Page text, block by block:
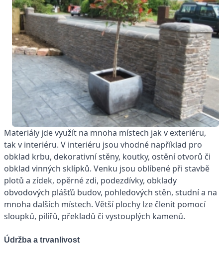
Materiály jde využít na mnoha místech jak v exteriéru,
tak v interiéru. V interiéru jsou vhodné například pro
obklad krbu, dekorativní stěny, koutky, ostění otvorů či
obklad vinných sklípků. Venku jsou oblíbené při stavbě
plotů a zídek, opěrné zdi, podezdívky, obklady
obvodových plášťů budov, pohledových stěn, studní a na
mnoha dalších místech. Větší plochy lze členit pomocí
sloupků, pilířů, překladů či vystouplých kamenů.
Údržba a trvanlivost